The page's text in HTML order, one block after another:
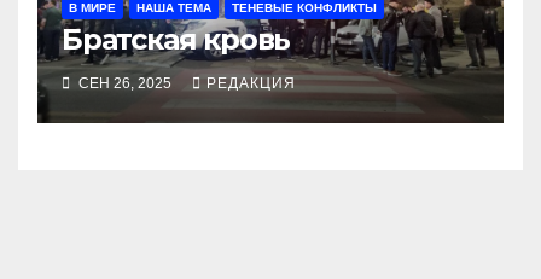
В МИРЕ НАША ТЕМА ТЕНЕВЫЕ КОНФЛИКТЫ
Братская кровь
СЕН 26, 2025 РЕДАКЦИЯ